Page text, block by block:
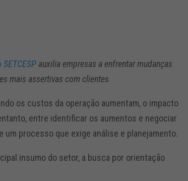
auxilia empresas a enfrentar mudanças
mais assertivas com clientes
os custos da operação aumentam, o impacto
entre identificar os aumentos e negociar
processo que exige análise e planejamento.
insumo do setor, a busca por orientação